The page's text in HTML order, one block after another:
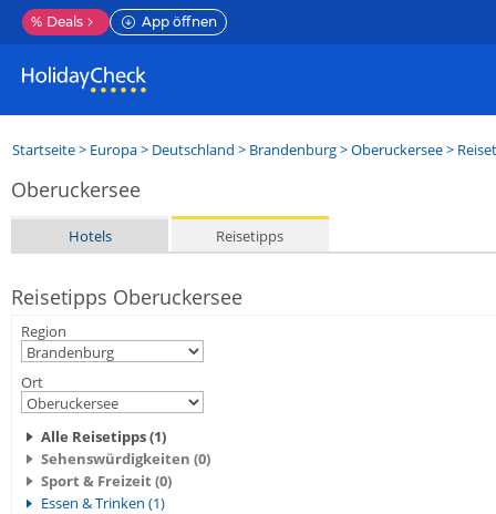
% Deals App öffnen
Startseite> Europa> Deutschland > Brandenburg>Oberuckersee>
Oberuckersee
Hotels Reisetipps
Reisetipps Oberuckersee
Region
Ort
Alle Reisetipps (1)
Sehenswürdigkeiten (0)
Sport & Freizeit (0)
Essen & Trinken (1)